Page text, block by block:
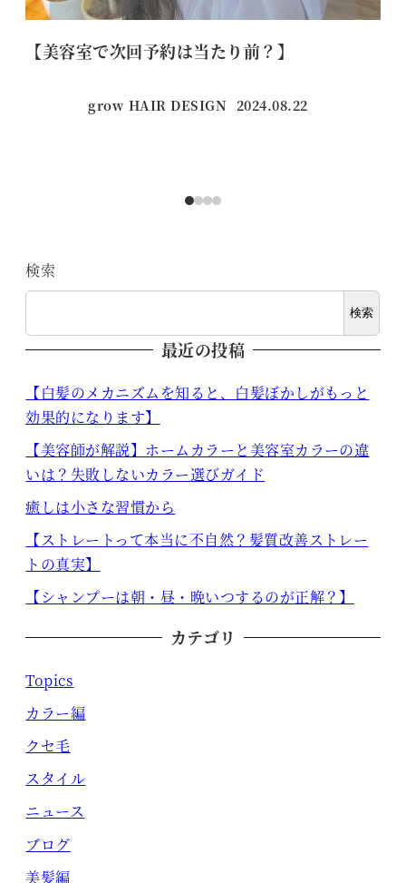
【美容室で次回予約は当たり前？】
grow HAIR DESIGN 投稿日
2024.08.22
検索
検索
最近の投稿
【白髪のメカニズムを知ると、白髪ぼかしがもっと
効果的になります】
【美容師が解説】ホームカラーと美容室カラーの違
いは？失敗しないカラー選びガイド
癒しは小さな習慣から
【ストレートって本当に不自然？髪質改善ストレー
トの真実】
【シャンプーは朝・昼・晩いつするのが正解？】
カテゴリ
Topics
カラー編
クセ毛
スタイル
ニュース
ブログ
美髪編